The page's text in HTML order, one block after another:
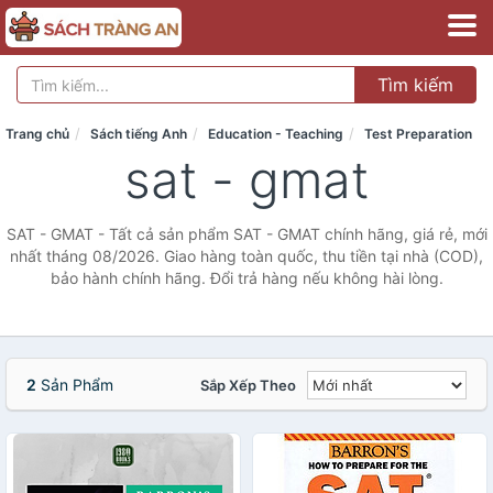
Tìm kiếm
Trang chủ Sách tiếng Anh Education - Teaching Test Preparation
sat - gmat
SAT - GMAT - Tất cả sản phẩm SAT - GMAT chính hãng, giá rẻ, mới
nhất tháng 08/2026. Giao hàng toàn quốc, thu tiền tại nhà (COD),
bảo hành chính hãng. Đổi trả hàng nếu không hài lòng.
2 Sản Phẩm Sắp Xếp Theo